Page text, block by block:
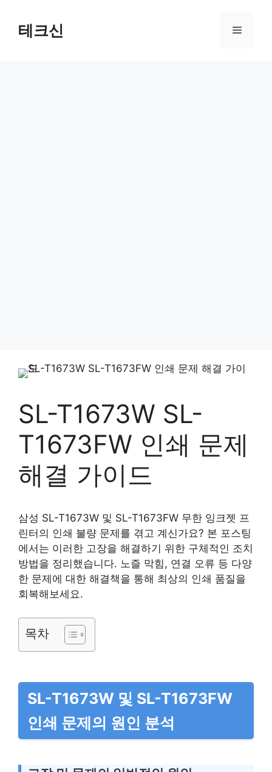
테크신 메
SL-T1673W SL-
T1673FW 인쇄 문제
해결 가이드
삼성 SL-T1673W 및 SL-T1673FW 무한 잉크젯 프
린터의 인쇄 불량 문제를 겪고 계신가요? 본 포스팅
에서는 이러한 고장을 해결하기 위한 구체적인 조치
방법을 정리했습니다. 노즐 막힘, 연결 오류 등 다양
한 문제에 대한 해결책을 통해 최상의 인쇄 품질을
회복해보세요.
목차
SL-T1673W 및 SL-T1673FW
인쇄 문제의 원인 분석